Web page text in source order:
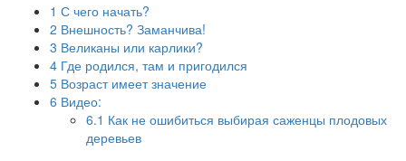
1 С чего начать?
2 Внешность? Заманчива!
3 Великаны или карлики?
4 Где родился, там и пригодился
5 Возраст имеет значение
6 Видео:
6.1 Как не ошибиться выбирая саженцы плодовых
деревьев